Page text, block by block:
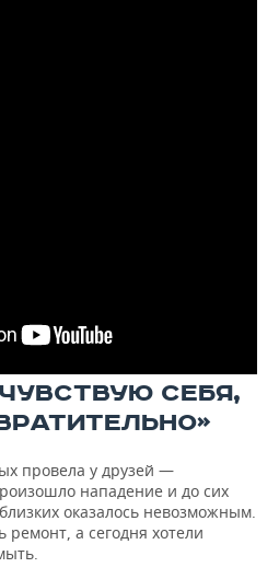
СЕБЯ,
провела у друзей —
нападение и до сих
оказалось невозможным.
ремонт, а сегодня хотели